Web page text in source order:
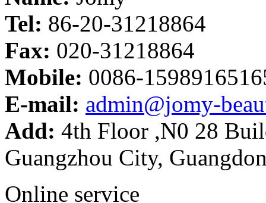
Tel: 86-20-31218864
Fax: 020-31218864
Mobile: 0086-
E-mail: admin@jomy-
Add: 4th Floor ,N0 28
Guangzhou City,
Online service